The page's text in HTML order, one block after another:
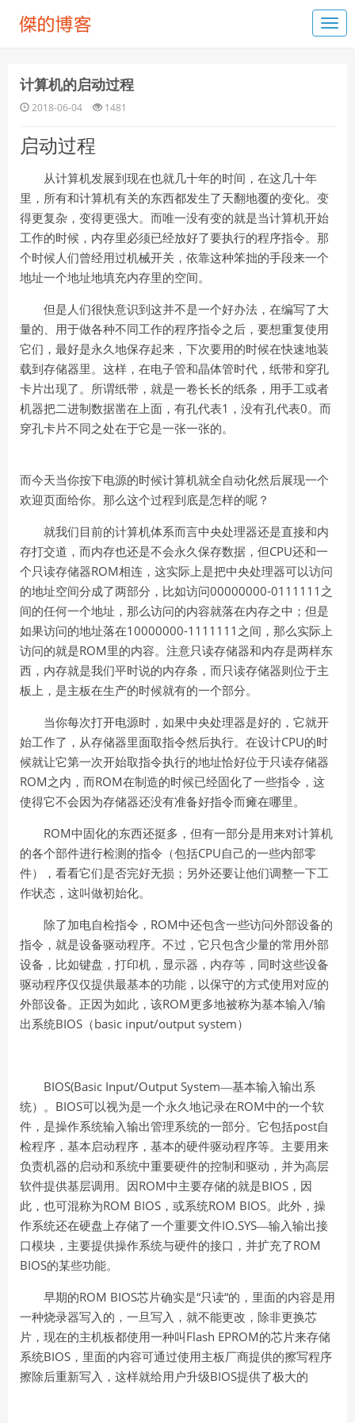
计算机的启动过程
2018-06-04 1481
启动过程
从计算机发展到现在也就几十年的时间，在这几十年
里，所有和计算机有关的东西都发生了天翻地覆的变化。变
得更复杂，变得更强大。而唯一没有变的就是当计算机开始
工作的时候，内存里必须已经放好了要执行的程序指令。那
个时候人们曾经用过机械开关，依靠这种笨拙的手段来一个
地址一个地址地填充内存里的空间。
但是人们很快意识到这并不是一个好办法，在编写了大
量的、用于做各种不同工作的程序指令之后，要想重复使用
它们，最好是永久地保存起来，下次要用的时候在快速地装
载到存储器里。这样，在电子管和晶体管时代，纸带和穿孔
卡片出现了。所谓纸带，就是一卷长长的纸条，用手工或者
机器把二进制数据凿在上面，有孔代表1 ，没有孔代表0。而
穿孔卡片不同之处在于它是一张一张的。
而今天当你按下电源的时候计算机就全自动化然后展现一个
欢迎页面给你。那么这个过程到底是怎样的呢？
就我们目前的计算机体系而言中央处理器还是直接和内
存打交道，而内存也还是不会永久保存数据，但CPU还和一
个只读存储器ROM相连，这实际上是把中央处理器可以访问
的地址空间分成了两部分，比如访问00000000-0111111 之
间的任何一个地址，那么访问的内容就落在内存之中；但是
如果访问的地址落在10000000-1111111 之间，那么实际上
访问的就是ROM里的内容。注意只读存储器和内存是两样东
西，内存就是我们平时说的内存条，而只读存储器则位于主
板上，是主板在生产的时候就有的一个部分。
当你每次打开电源时，如果中央处理器是好的，它就开
始工作了，从存储器里面取指令然后执行。在设计CPU的时
候就让它第一次开始取指令执行的地址恰好位于只读存储器
ROM之内，而ROM在制造的时候已经固化了一些指令，这
使得它不会因为存储器还没有准备好指令而瘫在哪里。
ROM中固化的东西还挺多，但有一部分是用来对计算机
的各个部件进行检测的指令（包括CPU自己的一些内部零
件），看看它们是否完好无损；另外还要让他们调整一下工
作状态，这叫做初始化。
除了加电自检指令， ROM中还包含一些访问外部设备的
指令，就是设备驱动程序。不过，它只包含少量的常用外部
设备，比如键盘，打印机，显示器，内存等，同时这些设备
驱动程序仅仅提供最基本的功能，以保守的方式使用对应的
外部设备。正因为如此，该ROM更多地被称为基本输入/输
出系统BIOS （basic input/output system）
BIOS(Basic Input/Output System—基本输入输出系
统）。 BIOS可以视为是一个永久地记录在ROM中的一个软
件，是操作系统输入输出管理系统的一部分。它包括post自
检程序，基本启动程序，基本的硬件驱动程序等。主要用来
负责机器的启动和系统中重要硬件的控制和驱动，并为高层
软件提供基层调用。因 ROM中主要存储的就是BIOS ，因
此，也可混称为ROM BIOS ，或系统ROM BIOS。此外，操
作系统还在硬盘上存储了一个重要文件IO.SYS—输入输出接
口模块，主要提供操作系统与硬件的接口，并扩充了ROM
BIOS的某些功能。
早期的ROM BIOS芯片确实是“只读“的，里面的内容是用
一种烧录器写入的，一旦写入，就不能更改，除非更换芯
片，现在的主机板都使用一种叫 Flash EPROM的芯片来存储
系统BIOS ，里面的内容可通过使用主板厂商提供的擦写程序
擦除后重新写入，这样就给用户升级BIOS提供了极大的